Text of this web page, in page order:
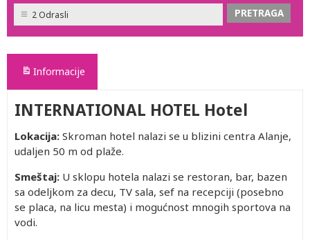
2 Odrasli
Informacije
INTERNATIONAL HOTEL Hotel
Lokacija: Skroman hotel nalazi se u blizini centra Alanje,
udaljen 50 m od plaže.
Smeštaj: U sklopu hotela nalazi se restoran, bar, bazen
sa odeljkom za decu, TV sala, sef na recepciji (posebno
se placa, na licu mesta) i mogućnost mnogih sportova na
vodi.